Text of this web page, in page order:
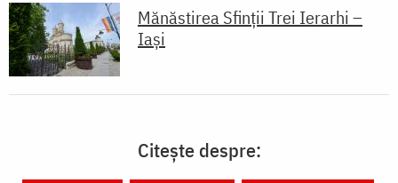
Mănăstirea Sfinții Trei Ierarhi –
Iași
Citește despre: